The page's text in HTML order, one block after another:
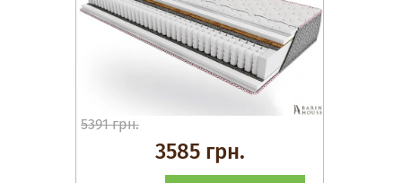
5391 грн.
3585 грн.